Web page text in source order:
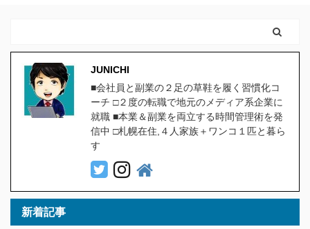
JUNICHI
■会社員と副業の２足の草鞋を履く習慣化コ
ーチ □２度の転職で地元のメディア系企業に
就職 ■本業＆副業を両立する時間管理術を発
信中 □札幌在住,４人家族＋ワンコ１匹と暮ら
す
新着記事